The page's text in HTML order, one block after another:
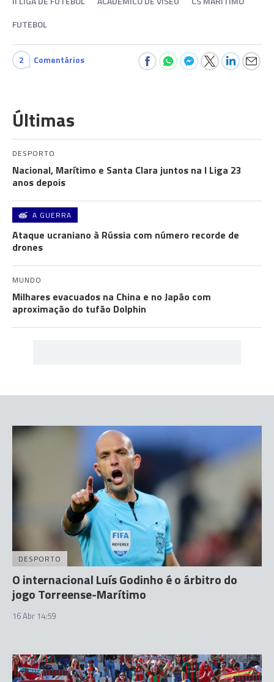
FUTEBOL
2 Comentários
Últimas
DESPORTO
Nacional, Marítimo e Santa Clara juntos na I Liga 23
anos depois
A GUERRA
Ataque ucraniano à Rússia com número recorde de
drones
MUNDO
Milhares evacuados na China e no Japão com
aproximação do tufão Dolphin
DESPORTO
O internacional Luís Godinho é o árbitro do
jogo Torreense-Marítimo
16 Abr 14:59